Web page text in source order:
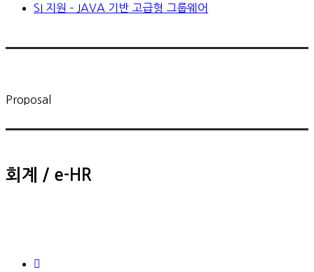
SI 지원 – JAVA 기반 고급형 그룹웨어
Proposal
회계 / e-HR